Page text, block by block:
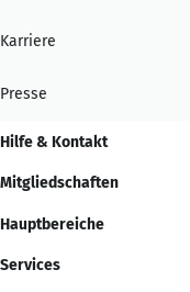
Karriere
Presse
Hilfe & Kontakt
Mitgliedschaften
Hauptbereiche
Services